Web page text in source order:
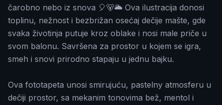
čarobno nebo iz snova 🎈🐻🌥️ Ova ilustracija donosi
toplinu, nežnost i bezbrižan osećaj dečije mašte, gde
svaka životinja putuje kroz oblake i nosi male priče u
svom balonu. Savršena za prostor u kojem se igra,
smeh i snovi prirodno stapaju u jednu bajku.
Ova fototapeta unosi smirujuću, pastelnу atmosferu u
dečiji prostor, sa mekanim tonovima bež, mentol i